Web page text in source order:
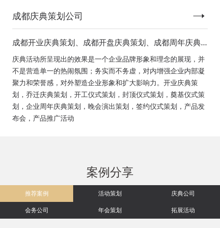
成都庆典策划公司
成都开业庆典策划、成都开盘庆典策划、成都周年庆典
策划、成都启动仪式策划、成都揭幕仪式策划、成都开
工仪式策划、成都竣工仪式策划、成都封顶仪式策划、
成都奠基仪式策划、成都签约仪式策划、成都挂牌仪式
策划、成都揭牌仪式策划、成都颁奖典礼策划
庆典活动所呈现出的效果是一个企业品牌形象和理念的展现，并
不是营造单一的热闹氛围；务实而不务虚，对内增强企业内部凝
聚力和荣誉感，对外塑造企业形象和扩大影响力。开业庆典策
划，乔迁庆典策划，开工仪式策划，封顶仪式策划，奠基仪式策
划，企业周年庆典策划，晚会演出策划，签约仪式策划，产品发
布会，产品推广活动
案例分享
推荐案例 活动策划
庆典公司
会务公司
年会策划 拓展活动